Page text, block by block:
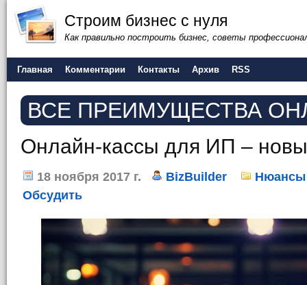
Строим бизнес с нуля
Как правильно построить бизнес, советы
Главная Комментарии Контакты Архив RSS
ВСЕ ПРЕИМУЩЕСТВА
Онлайн-кассы для ИП –
18 ноября 2017 г. BizBuilder
Нюансы
Обсудить